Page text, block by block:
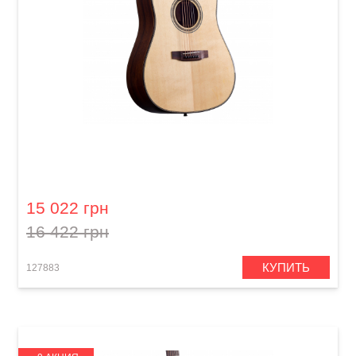
15 022 грн
16 422 грн
127883 КУПИТЬ